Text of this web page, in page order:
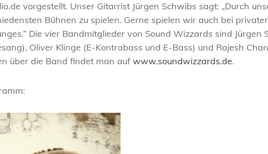
vorgestellt. Unser Gitarrist Jürgen Schwibs sagt: „Durch
Bühnen zu spielen. Gerne spielen wir auch bei
Die vier Bandmitglieder von Sound Wizzards sind Jürgen
Oliver Klinge (E-Kontrabass und E-Bass) und Rajesh
über die Band findet man auf www.soundwizzards.de.